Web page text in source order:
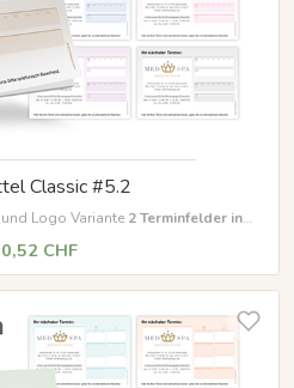
Classic #5.2
Logo Variante 2Terminfelder in
CHF